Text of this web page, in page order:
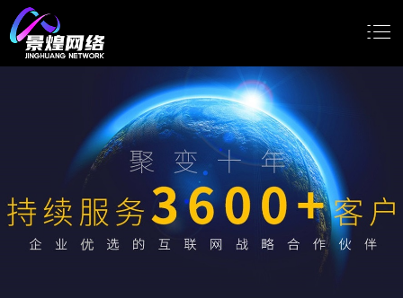
小程序开发
Google推广